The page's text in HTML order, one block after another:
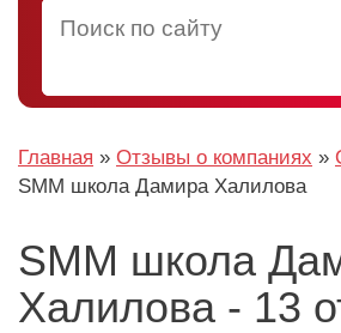
Главная » Отзывы о компаниях »
SMM школа Дамира Халилова
SMM школа
Халилова - 13